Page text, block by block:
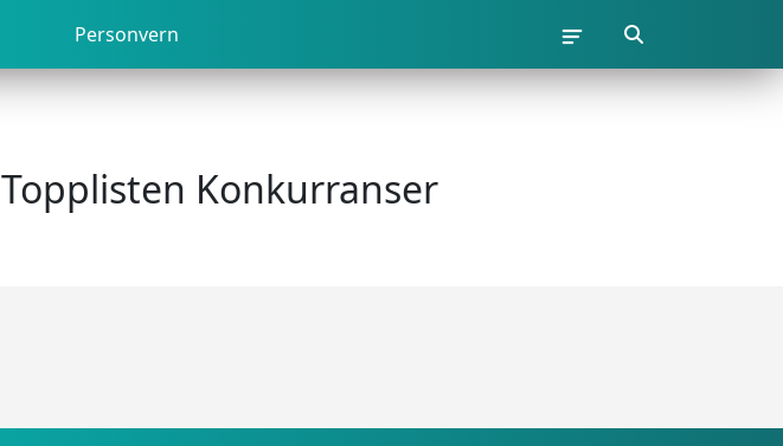
Personvern
Topplisten Konkurranser